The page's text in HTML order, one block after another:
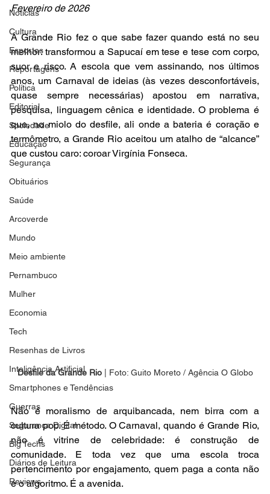
Notícias
Cultura
Esportes
Reportagens
Política
Editorial
Sociedade
Educação
Segurança
Obituários
Saúde
Arcoverde
Mundo
Meio ambiente
Pernambuco
Mulher
Economia
Tech
Resenhas de Livros
Inteligência Artificial
Smartphones e Tendências
Guerras
Segurança Digital
Big Techs
Diários de Leitura
Reviews
Fevereiro de 2026
A Grande Rio fez o que sabe fazer quando está no seu
melhor: transformou a Sapucaí em tese e tese com corpo,
suor e risco. A escola que vem assinando, nos últimos
anos, um Carnaval de ideias (às vezes desconfortáveis,
quase sempre necessárias) apostou em narrativa,
pesquisa, linguagem cênica e identidade. O problema é
que, no miolo do desfile, ali onde a bateria é coração e
termômetro, a Grande Rio aceitou um atalho de “alcance”
que custou caro: coroar Virgínia Fonseca.
Desfile da Grande Rio | Foto: Guito Moreto / Agência O Globo
Não é moralismo de arquibancada, nem birra com a
cultura pop. É método. O Carnaval, quando é Grande Rio,
não é vitrine de celebridade: é construção de
comunidade. E toda vez que uma escola troca
pertencimento por engajamento, quem paga a conta não
é o algoritmo. É a avenida.